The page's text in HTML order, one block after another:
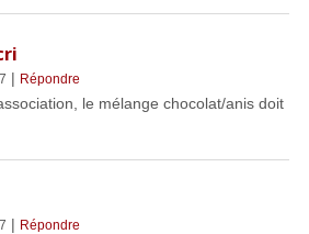
| Répondre
le mélange chocolat/anis doit
| Répondre